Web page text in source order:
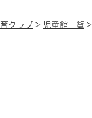
クラブ > 児童館一覧 >